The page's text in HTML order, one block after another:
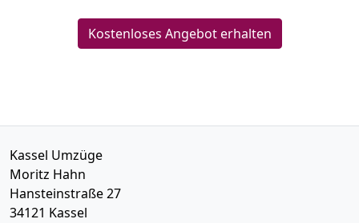
Kostenloses Angebot erhalten
Kassel Umzüge
Moritz Hahn
Hansteinstraße 27
34121 Kassel